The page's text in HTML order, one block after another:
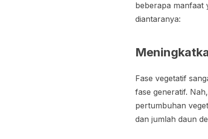
beberapa manfaat
diantaranya:
Fase vegetatif
fase generatif.
pertumbuhan
dan jumlah daun